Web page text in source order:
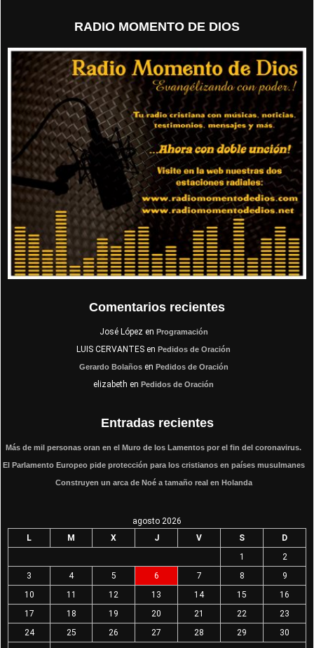
RADIO MOMENTO DE DIOS
Comentarios recientes
José Lópezen Programación
LUIS CERVANTES en Pedidos de Oración
Gerardo Bolañosen Pedidos de Oración
elizabeth en Pedidos de Oración
Entradas recientes
Más de mil personas oran en el Muro de los Lamentos por el fin del coronavirus.
El Parlamento Europeo pide protección para los cristianos en países musulmanes
Construyen un arca de Noé a tamaño real en Holanda
agosto 2026
L
M X J V S
D
1
2
3
4 5 6 7 8
9
10
11 12 13 14 15
16
17
18 19 20 21 22
23
24
25 26 27 28 29
30